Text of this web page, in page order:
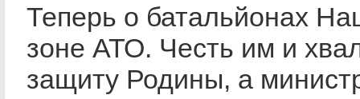
Теперь о батальйонах
зоне АТО. Честь им и
защиту Родины, а